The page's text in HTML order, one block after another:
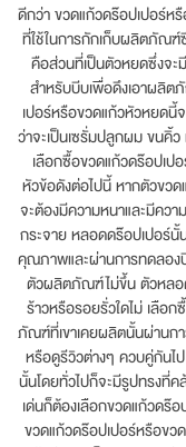
ดีกว่า ขวดแก้วดร๊อปเปอร์
ที่ใช้ในการกักเก็บผลิตภัณฑ์
คือส่วนที่เป็นตัวหยดซึ่งจะ
สำหรับบีบเพื่อดึงเอาผลิต
เปอร์หรือขวดแก้วหัวหยดนี้
ว่าจะเป็นเซรั่มปลูกผม ขนคิ้
เลือกซื้อขวดแก้วดร๊อปเ
หัวข้อดังต่อไปนี้ หากตัวขว
จะต้องมีความหนาและมีควา
กระจาย หลอดดร๊อปเปอร์นั้
คุณภาพและผ่านการทดลอง
ตัวผลิตภัณฑ์ไม่ขึ้น ตัวหลอด
ร้าวหรือรอยรั่วใดไม่ เลือ
ภัณฑ์ที่เขาเคยผลิตนั้นผ่านก
หรือดูรีวิวต่างๆ ควบคู่กันไ
นั้นโดยทั่วไปก็จะมีรูปทรงที่
เด่นก็ต้องเลือกขวดแก้วดร๊
ขวดแก้วดร๊อปเปอร์หรือขว